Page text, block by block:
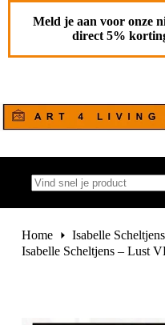
Ga
Meld je aan voor onze
direct 5%
resultaten
Home
Isabelle Scheltjens
Isabelle Scheltjens – Lust